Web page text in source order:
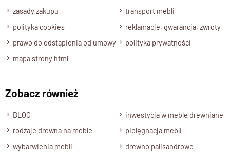
zasady zakupu
transport mebli
polityka cookies
reklamacje, gwarancja, zwroty
prawo do odstąpienia od umowy
polityka prywatności
mapa strony html
Zobacz również
BLOG
inwestycja w meble drewniane
rodzaje drewna na meble
pielęgnacja mebli
wybarwienia mebli
drewno palisandrowe